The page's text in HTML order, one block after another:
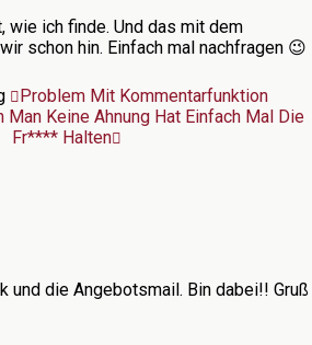
wie ich finde. Und das mit dem
schon hin. Einfach mal nachfragen 😉
Problem Mit Kommentarfunktion
Man Keine Ahnung Hat Einfach Mal Die
Fr**** Halten
und die Angebotsmail. Bin dabei!! Gruß